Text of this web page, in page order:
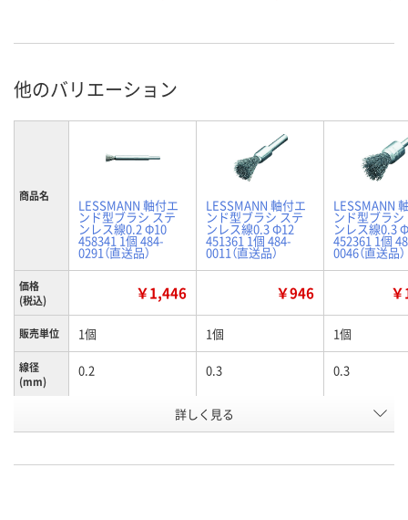
他のバリエーション
商品名
LESSMANN 軸付エ
ンド型ブラシ ステ
ンレス線0.2 Φ10
458341 1個 484-
0291（直送品）
LESSMANN 軸付エ
ンド型ブラシ ステ
ンレス線0.3 Φ12
451361 1個 484-
0011（直送品）
LESSMANN
ンド型ブラシ
ンレス線0.3
452361 1個
0046（直送品）
価格
(税込)
￥1,446 ￥946
販売単位 1個 1個 1個
線径
(mm)
0.2 0.3 0.3
60
K971155 K971127 K971130
詳しく見る